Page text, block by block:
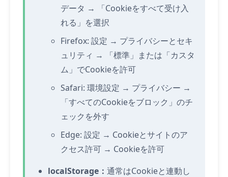
データ → 「Cookieをすべて受け入
れる」を選択
Firefox: 設定 → プライバシーとセキ
ュリティ → 「標準」または「カスタ
ム」でCookieを許可
Safari: 環境設定 → プライバシー →
「すべてのCookieをブロック」のチ
ェックを外す
Edge: 設定 → Cookieとサイトのア
クセス許可 → Cookieを許可
localStorage： 通常はCookieと連動し